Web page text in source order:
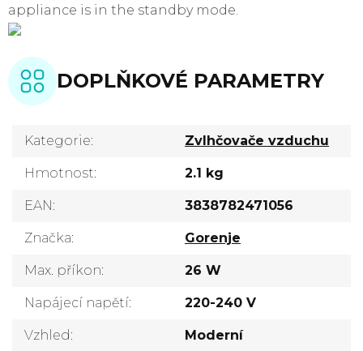
appliance is in the standby mode.
DOPLŇKOVÉ PARAMETRY
Kategorie: Zvlhčovače vzduchu
Hmotnost: 2.1 kg
EAN: 3838782471056
Značka: Gorenje
Max. příkon: 26 W
Napájecí napětí: 220-240 V
Vzhled: Moderní